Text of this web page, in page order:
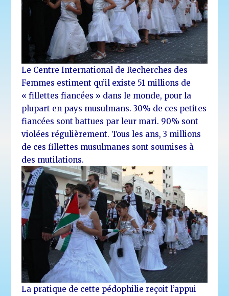
Le Centre International de Recherches des
Femmes estiment qu’il existe 51 millions de
« fillettes fiancées » dans le monde, pour la
plupart en pays musulmans. 30% de ces petites
fiancées sont battues par leur mari. 90% sont
violées régulièrement. Tous les ans, 3 millions
de ces fillettes musulmanes sont soumises à
des mutilations.
La pratique de cette pédophilie reçoit l’appui